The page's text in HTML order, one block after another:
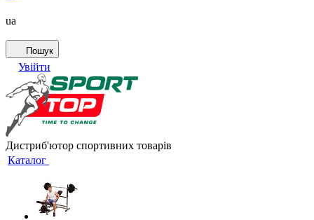
ua
Пошук
Увійти
Дистриб'ютор спортивних товарів
Каталог